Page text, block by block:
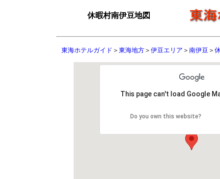
休暇村南伊豆地図
東海ホテルガイド ＞ 東海地方 ＞ 伊豆エリア ＞ 南伊豆 ＞
This page can't load Google
Do you own this website?